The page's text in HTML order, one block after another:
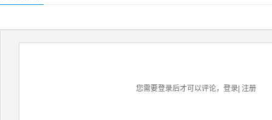
您需要登录后才可以评论， 登录 注册